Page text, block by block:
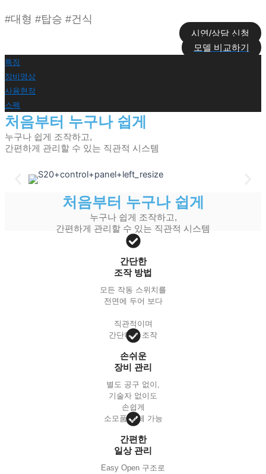
#대형 #탑승 #건식​
시연/상담 신청
모델 비교하기
특징
장비영상
사용현장
스펙
처음부터 누구나 쉽게
누구나 쉽게 조작하고,
간편하게 관리할 수 있는 직관적 시스템
처음부터 누구나 쉽게
누구나 쉽게 조작하고,
간편하게 관리할 수 있는 직관적 시스템
간단한
조작 방법
모든 작동 스위치를
전면에 두어 보다
직관적이며
간단하게 조작
손쉬운
장비 관리
별도 공구 없이,
기술자 없이도
손쉽게
소모품 교체 가능
간편한
일상 관리
Easy Open 구조로